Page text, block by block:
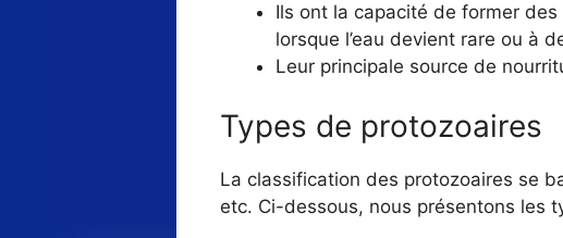
Ils ont la capacité de former
lorsque l’eau devient rare ou à
Leur principale source de
Types de protozoaires
La classification des protozoaires se
etc. Ci-dessous, nous présentons les